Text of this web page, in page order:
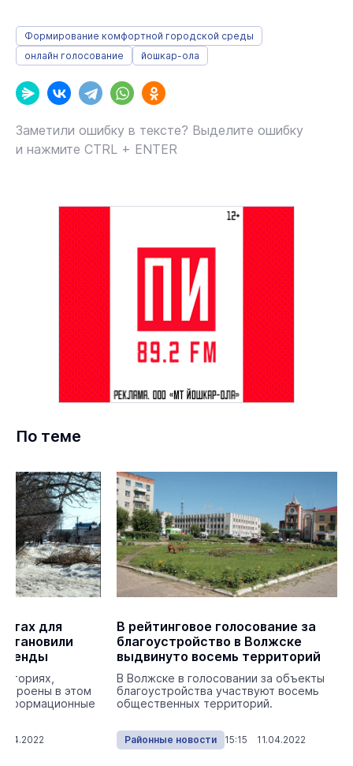
Формирование комфортной городской среды
онлайн голосование
йошкар-ола
Заметили ошибку в тексте? Выделите ошибку
и нажмите CTRL + ENTER
По теме
для
в этом
В рейтинговое голосование за
благоустройство в Волжске
выдвинуто восемь территорий
В Волжске в голосовании за объекты
благоустройства участвуют восемь
общественных территорий.
Районные новости 15:15 11.04.2022